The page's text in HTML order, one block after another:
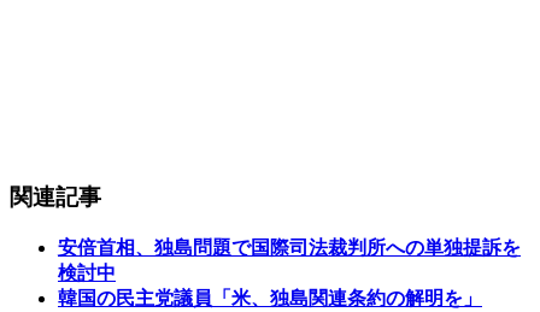
関連記事
安倍首相、独島問題で国際司法裁判所への単独提訴を
検討中
韓国の民主党議員「米、独島関連条約の解明を」